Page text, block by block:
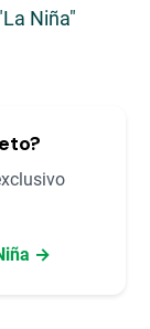
Niña"
→